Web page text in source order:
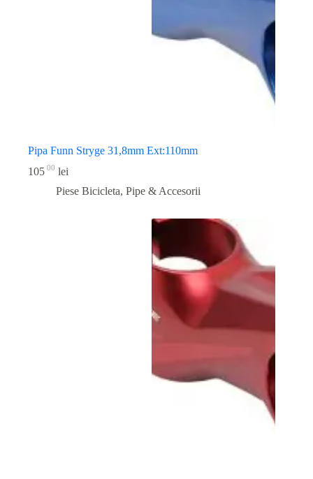
Pipa Funn Stryge 31,8mm Ext:110mm
105 00 lei
Piese Bicicleta, Pipe & Accesorii